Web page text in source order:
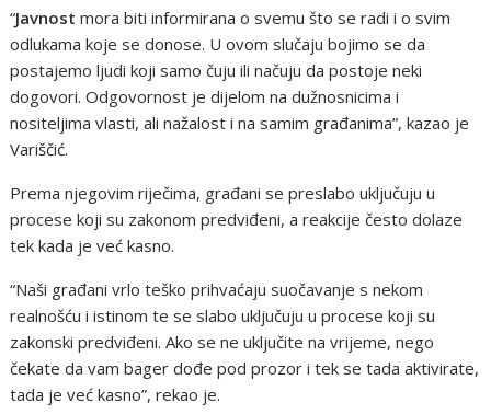
“Javnost mora biti informirana o svemu što se radi i o svim
odlukama koje se donose. U ovom slučaju bojimo se da
postajemo ljudi koji samo čuju ili načuju da postoje neki
dogovori. Odgovornost je dijelom na dužnosnicima i
nositeljima vlasti, ali nažalost i na samim građanima”, kazao je
Variščić.
Prema njegovim riječima, građani se preslabo uključuju u
procese koji su zakonom predviđeni, a reakcije često dolaze
tek kada je već kasno.
“Naši građani vrlo teško prihvaćaju suočavanje s nekom
realnošću i istinom te se slabo uključuju u procese koji su
zakonski predviđeni. Ako se ne uključite na vrijeme, nego
čekate da vam bager dođe pod prozor i tek se tada aktivirate,
tada je već kasno”, rekao je.